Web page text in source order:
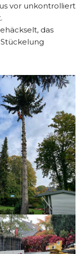
vor unkontrolliert
das